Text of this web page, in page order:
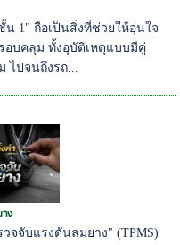
1" ถือเป็นสิ่งที่ช่วยให้อุ่นใจ
อบคลุม ทั้งอุบัติเหตุแบบมีคู่
ไปจนถึงรถ...
ง
จจับแรงดันลมยาง" (TPMS)